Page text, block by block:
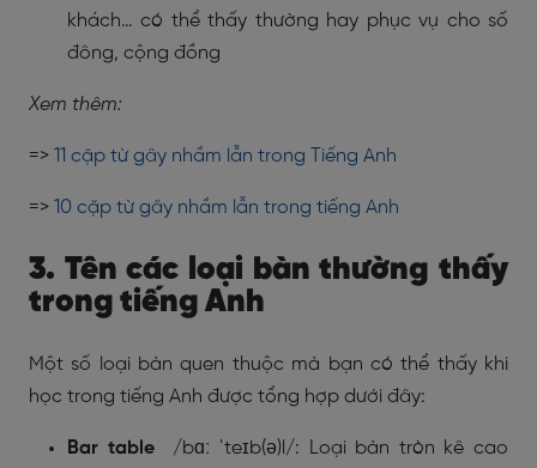
khách… có thể thấy thường hay phục vụ cho số
đông, cộng đồng
Xem thêm:
=> 11 cặp từ gây nhầm lẫn trong Tiếng Anh
=> 10 cặp từ gây nhầm lẫn trong tiếng Anh
3. Tên các loại bàn thường thấy
trong tiếng Anh
Một số loại bàn quen thuộc mà bạn có thể thấy khi
học trong tiếng Anh được tổng hợp dưới đây:
Bar table /bɑː ˈteɪb(ə)l/: Loại bàn tròn kê cao